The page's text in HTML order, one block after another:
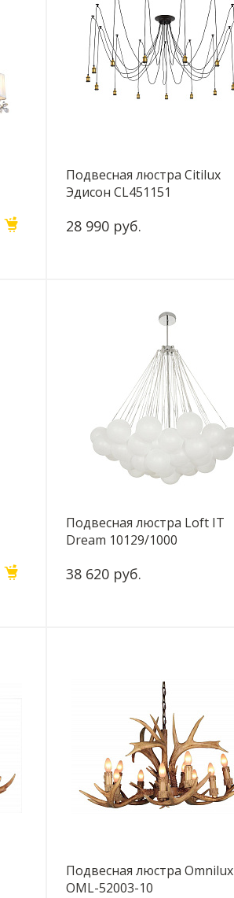
Подвесная люстра Citilux
Эдисон CL451151
28 990 руб.
Подвесная люстра Loft IT
Dream 10129/1000
38 620 руб.
Подвесная люстра Omnilux
OML-52003-10